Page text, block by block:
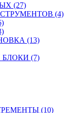
(27)
(4)
(13)
(7)
(10)